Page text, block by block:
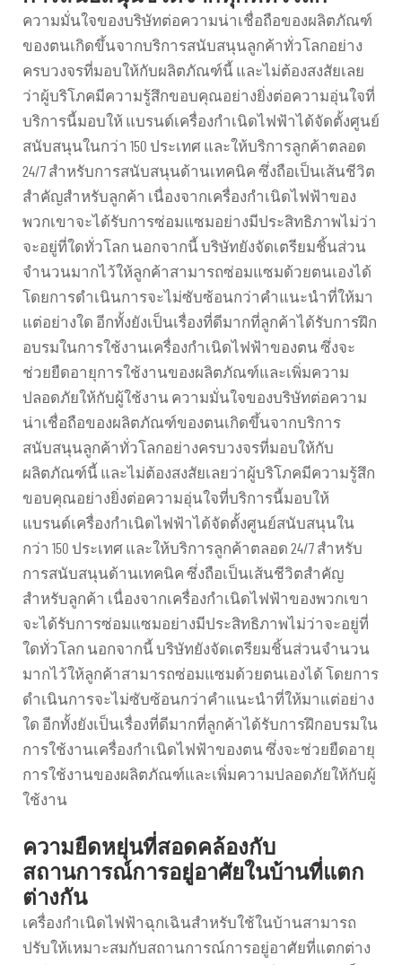
ความมั่นใจของบริษัทต่อความน่าเชื่อถือของผลิตภัณฑ์
ของตนเกิดขึ้นจากบริการสนับสนุนลูกค้าทั่วโลกอย่าง
ครบวงจรที่มอบให้กับผลิตภัณฑ์นี้ และไม่ต้องสงสัยเลย
ว่าผู้บริโภคมีความรู้สึกขอบคุณอย่างยิ่งต่อความอุ่นใจที่
บริการนี้มอบให้ แบรนด์เครื่องกำเนิดไฟฟ้าได้จัดตั้งศูนย์
สนับสนุนในกว่า 150 ประเทศ และให้บริการลูกค้าตลอด
24/7 สำหรับการสนับสนุนด้านเทคนิค ซึ่งถือเป็นเส้นชีวิต
สำคัญสำหรับลูกค้า เนื่องจากเครื่องกำเนิดไฟฟ้าของ
พวกเขาจะได้รับการซ่อมแซมอย่างมีประสิทธิภาพไม่ว่า
จะอยู่ที่ใดทั่วโลก นอกจากนี้ บริษัทยังจัดเตรียมชิ้นส่วน
จำนวนมากไว้ให้ลูกค้าสามารถซ่อมแซมด้วยตนเองได้
โดยการดำเนินการจะไม่ซับซ้อนกว่าคำแนะนำที่ให้มา
แต่อย่างใด อีกทั้งยังเป็นเรื่องที่ดีมากที่ลูกค้าได้รับการฝึก
อบรมในการใช้งานเครื่องกำเนิดไฟฟ้าของตน ซึ่งจะ
ช่วยยืดอายุการใช้งานของผลิตภัณฑ์และเพิ่มความ
ปลอดภัยให้กับผู้ใช้งาน ความมั่นใจของบริษัทต่อความ
น่าเชื่อถือของผลิตภัณฑ์ของตนเกิดขึ้นจากบริการ
สนับสนุนลูกค้าทั่วโลกอย่างครบวงจรที่มอบให้กับ
ผลิตภัณฑ์นี้ และไม่ต้องสงสัยเลยว่าผู้บริโภคมีความรู้สึก
ขอบคุณอย่างยิ่งต่อความอุ่นใจที่บริการนี้มอบให้
แบรนด์เครื่องกำเนิดไฟฟ้าได้จัดตั้งศูนย์สนับสนุนใน
กว่า 150 ประเทศ และให้บริการลูกค้าตลอด 24/7 สำหรับ
การสนับสนุนด้านเทคนิค ซึ่งถือเป็นเส้นชีวิตสำคัญ
สำหรับลูกค้า เนื่องจากเครื่องกำเนิดไฟฟ้าของพวกเขา
จะได้รับการซ่อมแซมอย่างมีประสิทธิภาพไม่ว่าจะอยู่ที่
ใดทั่วโลก นอกจากนี้ บริษัทยังจัดเตรียมชิ้นส่วนจำนวน
มากไว้ให้ลูกค้าสามารถซ่อมแซมด้วยตนเองได้ โดยการ
ดำเนินการจะไม่ซับซ้อนกว่าคำแนะนำที่ให้มาแต่อย่าง
ใด อีกทั้งยังเป็นเรื่องที่ดีมากที่ลูกค้าได้รับการฝึกอบรมใน
การใช้งานเครื่องกำเนิดไฟฟ้าของตน ซึ่งจะช่วยยืดอายุ
การใช้งานของผลิตภัณฑ์และเพิ่มความปลอดภัยให้กับผู้
ใช้งาน
ความยืดหยุ่นที่สอดคล้องกับ
สถานการณ์การอยู่อาศัยในบ้านที่แตก
ต่างกัน
เครื่องกำเนิดไฟฟ้าฉุกเฉินสำหรับใช้ในบ้านสามารถ
ปรับให้เหมาะสมกับสถานการณ์การอยู่อาศัยที่แตกต่าง